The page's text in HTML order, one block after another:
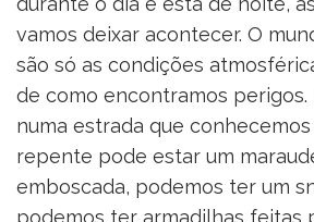
vamos deixar acontecer. O
são só as condições
de como encontramos perigos.
numa estrada que
repente pode estar um
emboscada, podemos ter um
podemos ter armadilhas feitas